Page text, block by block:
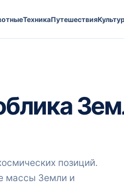
ТехникаПутешествия
позиций.
массы Земли и